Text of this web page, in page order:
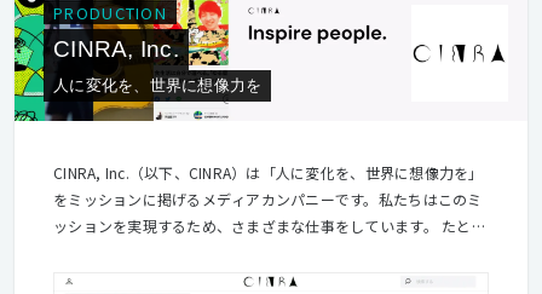
PRODUCTION
CINRA, Inc.
人に変化を、世界に想像力を
CINRA, Inc.（以下、CINRA）は「人に変化を、世界に想像力を」
をミッションに掲げるメディアカンパニーです。私たちはこのミ
ッションを実現するため、さまざまな仕事をしています。 たとえ
イベントの企画・プロデュース・運営。クライアント企業の声を